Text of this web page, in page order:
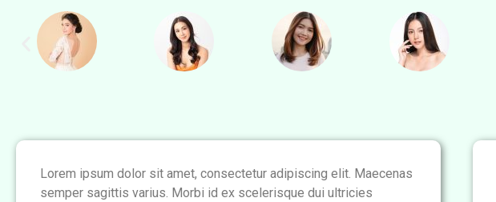
Lorem ipsum dolor sit amet, consectetur adipiscing elit. Maecenas
semper sagittis varius. Morbi id ex scelerisque dui ultricies